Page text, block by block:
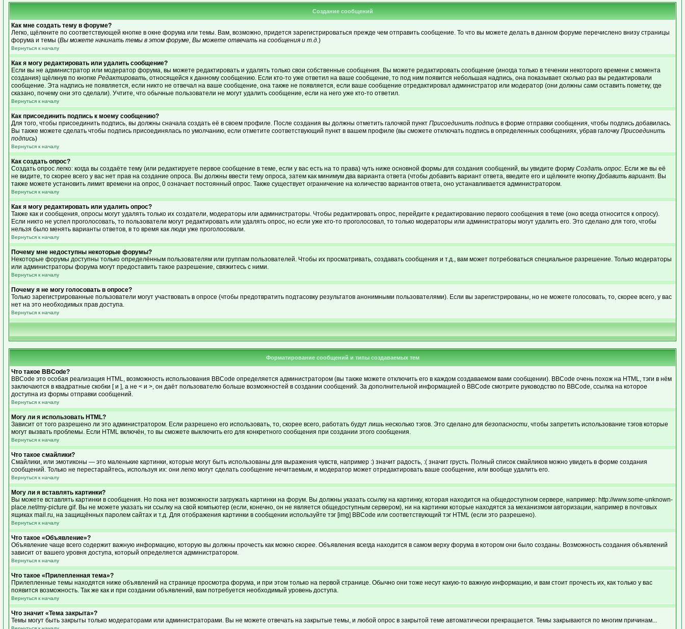
Создание сообщений
Как мне создать тему в форуме?
Легко, щёлкните по соответствующей кнопке в окне форума или темы. Вам, возможно, придется зарегистрироваться прежде чем отправить сообщение. То что вы можете делать в данном форуме перечислено внизу страницы
форума и темы (Вы можете начинать темы в этом форуме, Вы можете отвечать на сообщения и т.д.)
Вернуться к началу
Как я могу редактировать или удалить сообщение?
Если вы не администратор или модератор форума, вы можете редактировать и удалять только свои собственные сообщения. Вы можете редактировать сообщение (иногда только в течении некоторого времени с момента
создания) щёлкнув по кнопке Редактировать, относящейся к данному сообщению. Если кто-то уже ответил на ваше сообщение, то под ним появится небольшая надпись, она показывает сколько раз вы редактировали
сообщение. Эта надпись не появляется, если никто не отвечал на ваше сообщение, она также не появляется, если ваше сообщение отредактировал администратор или модератор (они должны сами оставить пометку, где
сказано, почему они это сделали). Учтите, что обычные пользователи не могут удалить сообщение, если на него уже кто-то ответил.
Вернуться к началу
Как присоединить подпись к моему сообщению?
Для того, чтобы присоединить подпись, вы должны сначала создать её в своем профиле. После создания вы должны отметить галочкой пункт Присоединить подпись в форме отправки сообщения, чтобы подпись добавилась.
Вы также можете сделать чтобы подпись присоединялась по умолчанию, если отметите соответствующий пункт в вашем профиле (вы сможете отключать подпись в определенных сообщениях, убрав галочку Присоединить
подпись)
Вернуться к началу
Как создать опрос?
Создать опрос легко: когда вы создаёте тему (или редактируете первое сообщение в теме, если у вас есть на то права) чуть ниже основной формы для создания сообщений, вы увидите форму Создать опрос. Если же вы её
не видите, то скорее всего у вас нет прав на создание опроса. Вы должны ввести тему опроса, затем как минимум два варианта ответа (чтобы добавить вариант ответа, введите его и щёлкните кнопкуДобавить вариант. Вы
также можете установить лимит времени на опрос, 0 означает постоянный опрос. Также существует ограничение на количество вариантов ответа, оно устанавливается администратором.
Вернуться к началу
Как я могу редактировать или удалить опрос?
Также как и сообщения, опросы могут удалять только их создатели, модераторы или администраторы. Чтобы редактировать опрос, перейдите к редактированию первого сообщения в теме (оно всегда относится к опросу).
Если никто не успел проголосовать, то пользователи могут редактировать или удалять опрос, но если уже кто-то проголосовал, то только модераторы или администраторы могут удалить его. Это сделано для того, чтобы
нельзя было менять варианты ответов, в то время как люди уже проголосовали.
Вернуться к началу
Почему мне недоступны некоторые форумы?
Некоторые форумы доступны только определённым пользователям или группам пользователей. Чтобы их просматривать, создавать сообщения и т.д., вам может потребоваться специальное разрешение. Только модераторы
или администраторы форума могут предоставить такое разрешение, свяжитесь с ними.
Вернуться к началу
Почему я не могу голосовать в опросе?
Только зарегистрированные пользователи могут участвовать в опросе (чтобы предотвратить подтасовку результатов анонимными пользователями). Если вы зарегистрированы, но не можете голосовать, то, скорее всего, у вас
нет на это необходимых прав доступа.
Вернуться к началу
Форматирование сообщений и типы создаваемых тем
Что такое BBCode?
BBCode это особая реализация HTML, возможность использования BBCode определяется администратором (вы также можете отключить его в каждом создаваемом вами сообщении). BBCode очень похож на HTML, тэги в нём
заключаются в квадратные скобки [ и ], а не < и >, он даёт пользователю больше возможностей в создании сообщений. За дополнительной информацией о BBCode смотрите руководство по BBCode, ссылка на которое
доступна из формы отправки сообщений.
Вернуться к началу
Могу ли я использовать HTML?
Зависит от того разрешено ли это администратором. Если разрешено его использовать, то, скорее всего, работать будут лишь несколько тэгов. Это сделано для безопасности, чтобы запретить использование тэгов которые
могут вызвать проблемы. Если HTML включён, то вы сможете выключить его для конкретного сообщения при создании этого сообщения.
Вернуться к началу
Что такое смайлики?
Смайлики, или эмотиконы — это маленькие картинки, которые могут быть использованы для выражения чувств, например :) значит радость, :( значит грусть. Полный список смайликов можно увидеть в форме создания
сообщений. Только не перестарайтесь, используя их: они легко могут сделать сообщение нечитаемым, и модератор может отредактировать ваше сообщение, или вообще удалить его.
Вернуться к началу
Могу ли я вставлять картинки?
Вы можете вставлять картинки в сообщения. Но пока нет возможности загружать картинки на форум. Вы должны указать ссылку на картинку, которая находится на общедоступном сервере, например: http://www.some-unknown-
place.net/my-picture.gif. Вы не можете указать ни ссылку на свой компьютер (если, конечно, он не является общедоступным сервером), ни на картинки которые находятся за механизмом авторизации, например в почтовых
ящиках mail.ru, на защищённых паролем сайтах и т.д. Для отображения картинки в сообщении используйте тэг [img] BBCode или соответствующий тэг HTML (если это разрешено).
Вернуться к началу
Что такое «Объявление»?
Объявление чаще всего содержит важную информацию, которую вы должны прочесть как можно скорее. Объявления всегда находится в самом верху форума в котором они было созданы. Возможность создания объявлений
зависит от вашего уровня доступа, который определяется администратором.
Вернуться к началу
Что такое «Прилепленная тема»?
Прилепленные темы находятся ниже объявлений на странице просмотра форума, и при этом только на первой странице. Обычно они тоже несут какую-то важную информацию, и вам стоит прочесть их, как только у вас
появится возможность. Так же как и при создании объявлений, вам потребуется необходимый уровень доступа.
Вернуться к началу
Что значит «Тема закрыта»?
Темы могут быть закрыты только модераторами или администраторами. Вы не можете отвечать на закрытые темы, и любой опрос в закрытой теме автоматически прекращается. Темы закрываются по многим причинам...